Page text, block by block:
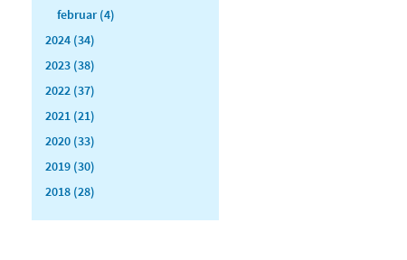
februar (4)
2024 (34)
2023 (38)
2022 (37)
2021 (21)
2020 (33)
2019 (30)
2018 (28)